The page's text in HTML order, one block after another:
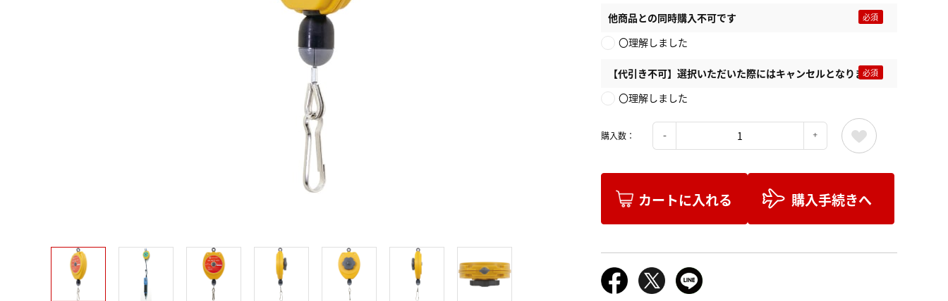
他商品との同時購入不可です
〇理解しました
【代引き不可】選択いただいた際にはキャンセルとなります
〇理解しました
購入数：
カートに入れる 購入手続きへ